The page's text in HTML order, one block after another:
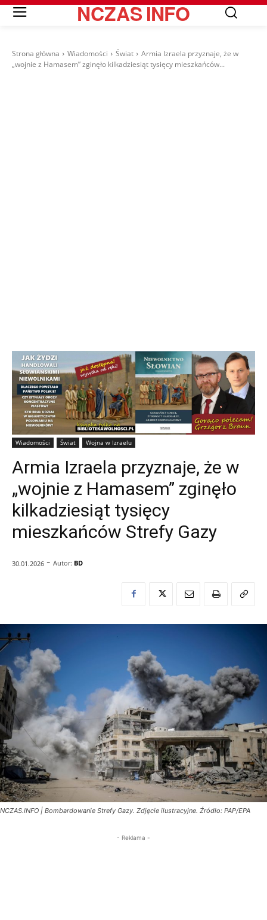
NCZASINFO
Strona główna Wiadomości Świat
Armia Izraela przyznaje, że w
„wojnie z Hamasem” zginęło kilkadziesiąt tysięcy mieszkańców...
Wiadomości Świat Wojna w Izraelu
Armia Izraela przyznaje, że w
„wojnie z Hamasem” zginęło
kilkadziesiąt tysięcy
mieszkańców Strefy Gazy
30.01.2026 - Autor: BD
NCZAS.INFO | Bombardowanie Strefy Gazy. Zdjęcie ilustracyjne. Źródło: PAP/EPA
- Reklama -